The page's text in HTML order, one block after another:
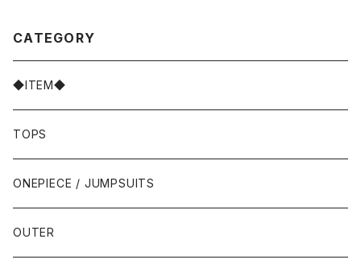
CATEGORY
◆ITEM◆
TOPS
ONEPIECE / JUMPSUITS
OUTER